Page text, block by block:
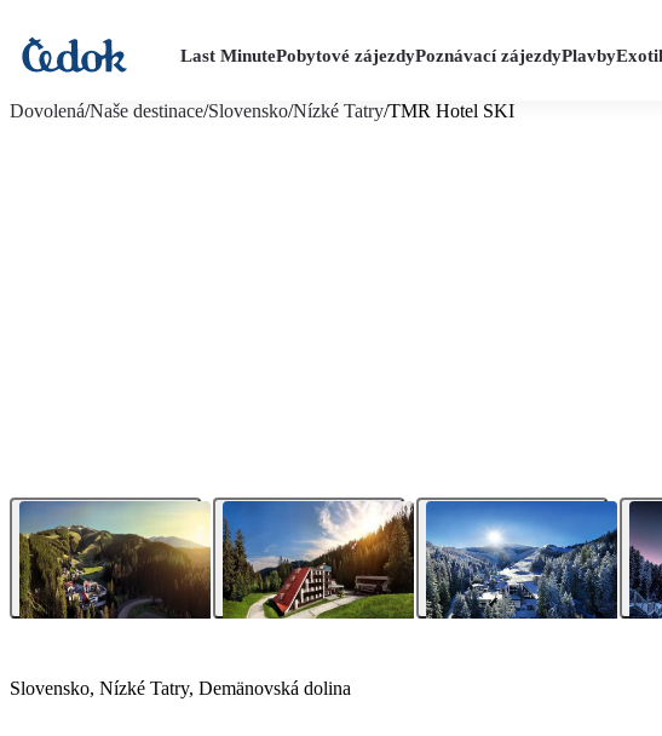
Last MinutePobytové zájezdyPoznávací zájezdyPlavby
Dovolená/Naše destinace/Slovensko/Nízké Tatry/TMR Hotel SKI
Slovensko, Nízké Tatry, Demänovská dolina